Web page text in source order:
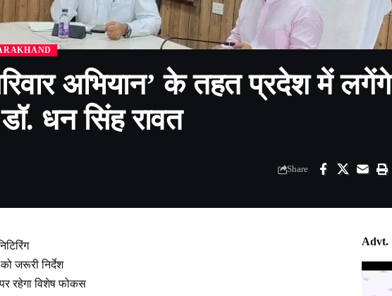
अभियान’ के तहत प्रदेश में लगेंगे
धन सिंह रावत
Share
जरूरी निर्देश
पर रहेगा विशेष फोकस
Advt.
Video